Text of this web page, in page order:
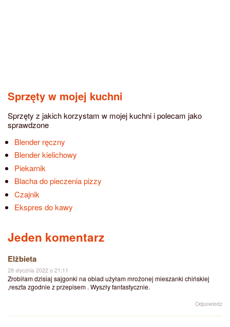
Sprzęty w mojej kuchni
Sprzęty z jakich korzystam w mojej kuchni i polecam jako
sprawdzone
Blender ręczny
Blender kielichowy
Piekarnik
Blacha do pieczenia pizzy
Czajnik
Ekspres do kawy
Jeden komentarz
Elżbieta
28 stycznia 2022 o 21:11
Zrobiłam dzisiaj sajgonki na obiad użyłam mrożonej mieszanki chińskiej
,reszta zgodnie z przepisem . Wyszły fantastycznie.
Odpowiedz